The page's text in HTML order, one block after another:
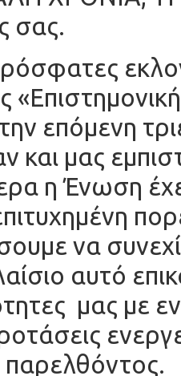
σας.
επόμενη
και μας
η Ένωση
να
αυτό
μας με